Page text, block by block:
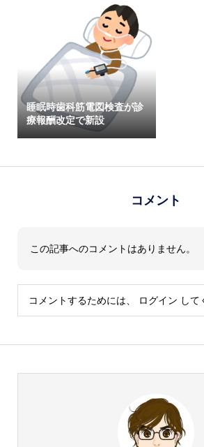
睡眠時歯科筋電図検査が診
療報酬改定で新設
コメント
この記事へのコメントはありません。
コメントするためには、 ログイン して